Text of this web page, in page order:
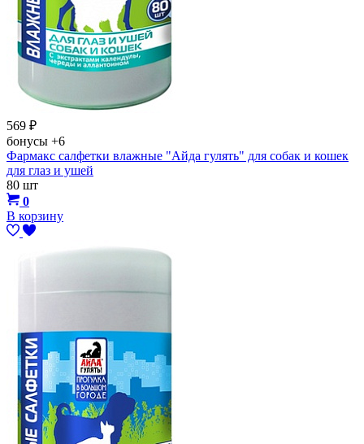
569 ₽
бонусы +6
Фармакс салфетки влажные "Айда гулять" для собак и кошек
для глаз и ушей
80 шт
0
В корзину